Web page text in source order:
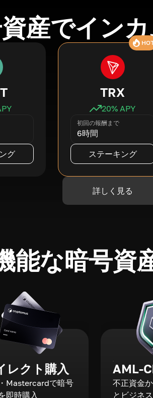
産でイン
グ
TRX
20% APY
初回の報酬まで
6時間
ステーキング
詳しく見る
能な暗号資
レクト購入
Mastercardで暗号
即時購入
AML-
不正資金
とビジネ